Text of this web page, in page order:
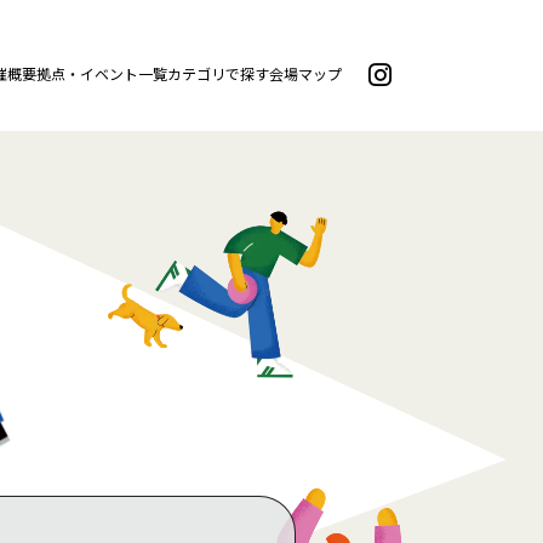
概要拠点・イベント一覧カテゴリで探す会場マップ